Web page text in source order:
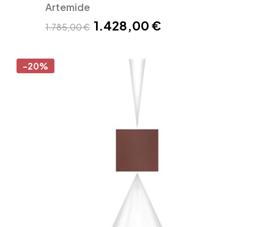
Artemide
1.785,00 € 1.428,00 €
-20%